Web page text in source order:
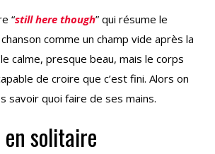
“still here though” qui résume le
comme un champ vide après la
calme, presque beau, mais le corps
de croire que c’est fini. Alors on
savoir quoi faire de ses mains.
solitaire